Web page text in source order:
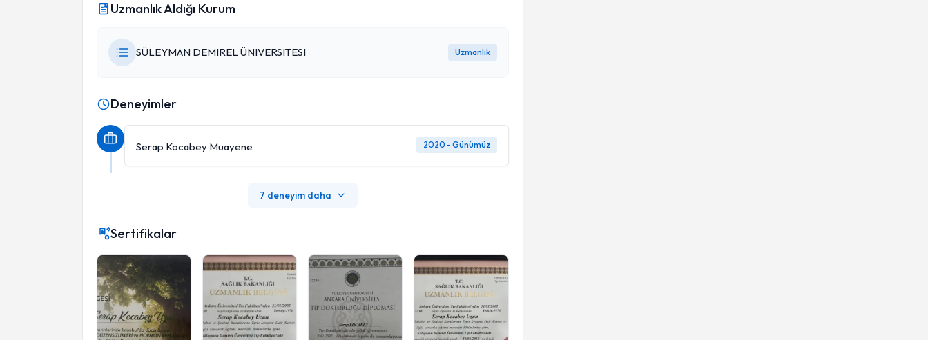
Uzmanlık Aldığı Kurum
SÜLEYMAN DEMIREL ÜNIVERSITESI Uzmanlık
Deneyimler
Serap Kocabey Muayene 2020 - Günümüz
7 deneyim daha
Sertifikalar